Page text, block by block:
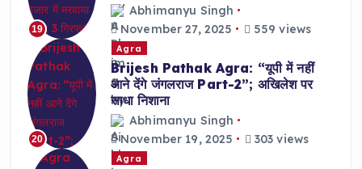
19
Abhimanyu Singh
November 27, 2025
559 views
20
Agra
Brijesh Pathak Agra: “यूपी में नहीं
आने देंगे जंगलराज Part-2”; अखिलेश पर
साधा निशाना
Abhimanyu Singh
November 19, 2025
303 views
Agra